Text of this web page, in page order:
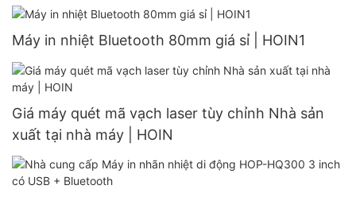
Máy in nhiệt Bluetooth 80mm giá sỉ | HOIN1
Giá máy quét mã vạch laser tùy chỉnh Nhà sản
xuất tại nhà máy | HOIN